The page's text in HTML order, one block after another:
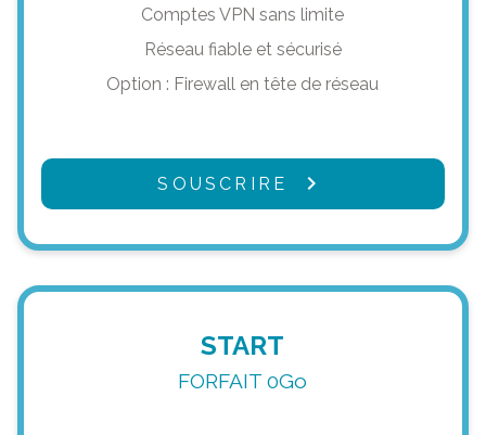
Comptes VPN sans limite
Réseau fiable et sécurisé
Option : Firewall en tête de réseau
SOUSCRIRE
START
FORFAIT 0Go